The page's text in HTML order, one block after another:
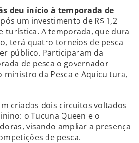
deu início à temporada de
um investimento de R$ 1,2
turística. A temporada, que dura
terá quatro torneios de pesca
público. Participaram da
de pesca o governador
ministro da Pesca e Aquicultura,
criados dois circuitos voltados
o Tucuna Queen e o
visando ampliar a presença
de pesca.